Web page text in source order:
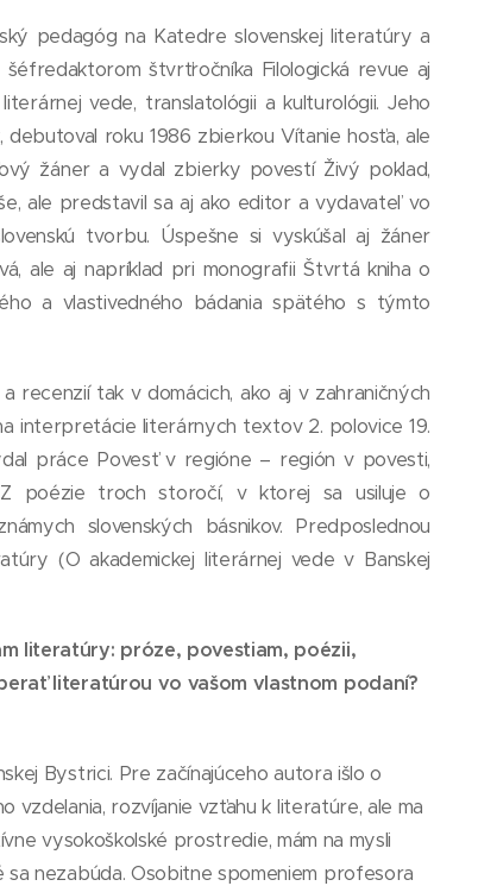
pedagóg na Katedre slovenskej literatúry a
štvrťročníka Filologická revue aj
vede, translatológii a kulturológii. Jeho
roku 1986 zbierkou Vítanie hosťa, ale
žáner a vydal zbierky povestí Živý poklad,
ale predstavil sa aj ako editor a vydavateľ vo
tvorbu. Úspešne si vyskúšal aj žáner
ale aj napríklad pri monografii Štvrtá kniha o
a vlastivedného bádania spätého s týmto
recenzií tak v domácich, ako aj v zahraničných
interpretácie literárnych textov 2. polovice 19.
práce Povesť v regióne – región v povesti,
Z poézie troch storočí, v ktorej sa usiluje o
slovenských básnikov. Predposlednou
(O akademickej literárnej vede v Banskej
literatúry: próze, povestiam, poézii,
literatúrou vo vašom vlastnom podaní?
Bystrici. Pre začínajúceho autora išlo o
vzdelania, rozvíjanie vzťahu k literatúre, ale ma
vysokoškolské prostredie, mám na mysli
nezabúda. Osobitne spomeniem profesora